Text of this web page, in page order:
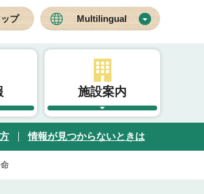
プ Multilingual
施設案内
情報が見つからないときは